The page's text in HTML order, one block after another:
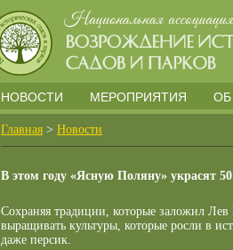
НОВОСТИ МЕРОПРИЯТИЯ
Главная > Новости
В этом году «Ясную Поляну» украсят
Сохраняя традиции, которые заложил
выращивать культуры, которые росли в
даже персик.